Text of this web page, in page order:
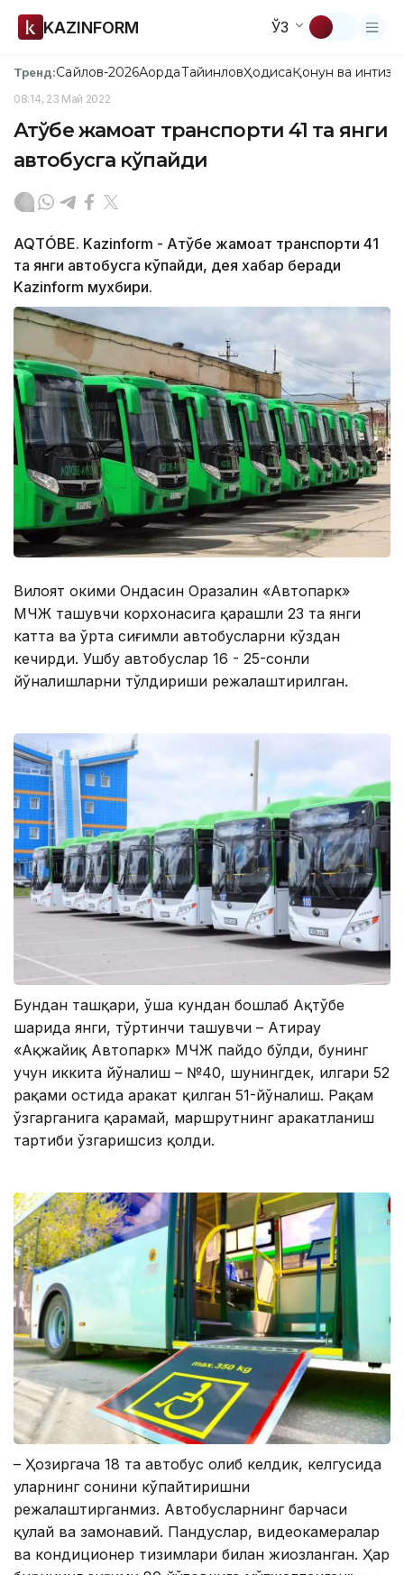
KAZINFORM ЎЗ
Тренд:Сайлов-2026АқордаТайинловҲодисаҚонун ва
08:14, 23 Май 2022
Ақтўбе жамоат транспорти 41 та янги
автобусга кўпайди
AQTÓBE. Kazinform - Ақтўбе жамоат транспорти 41
та янги автобусга кўпайди, дея хабар беради
Kazinform мухбири.
Вилоят ҳокими Ондасин Оразалин «Автопарк»
МЧЖ ташувчи корхонасига қарашли 23 та янги
катта ва ўрта сиғимли автобусларни кўздан
кечирди. Ушбу автобуслар 16 - 25-сонли
йўналишларни тўлдириши режалаштирилган.
Бундан ташқари, ўша кундан бошлаб Ақтўбе
шаҳрида янги, тўртинчи ташувчи – Атирау
«Ақжайиқ Автопарк» МЧЖ пайдо бўлди, бунинг
учун иккита йўналиш – №40, шунингдек, илгари 52
рақами остида ҳаракат қилган 51-йўналиш. Рақам
ўзгарганига қарамай, маршрутнинг ҳаракатланиш
тартиби ўзгаришсиз қолди.
– Ҳозиргача 18 та автобус олиб келдик, келгусида
уларнинг сонини кўпайтиришни
режалаштирганмиз. Автобусларнинг барчаси
қулай ва замонавий. Пандуслар, видеокамералар
ва кондиционер тизимлари билан жиҳозланган. Ҳар